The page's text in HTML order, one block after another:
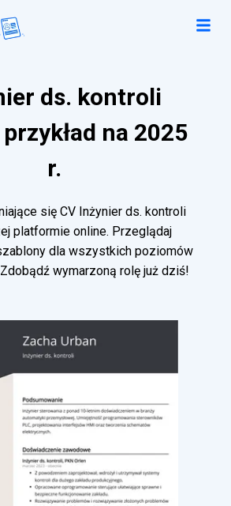
ds. kontroli
na 2025
r.
się CV Inżynier ds. kontroli
platformie online. Przeglądaj
dla wszystkich poziomów
wymarzoną rolę już dziś!